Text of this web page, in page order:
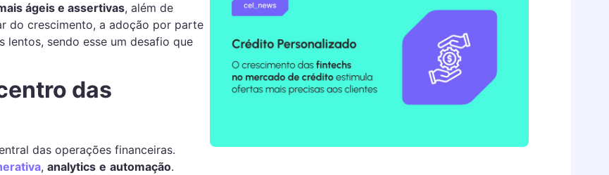
ágeis e assertivas, além de
do crescimento, a adoção por parte
lentos, sendo esse um desafio que
das
das operações financeiras.
, analytics e automação.